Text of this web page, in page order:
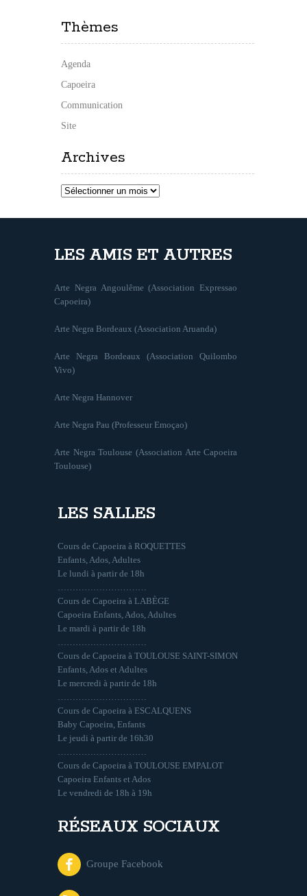
Thèmes
Agenda
Capoeira
Communication
Site
Archives
Archives
LES AMIS ET AUTRES
Arte Negra Angoulême (Association Expressao
Capoeira)
Arte Negra Bordeaux (Association Aruanda)
Arte Negra Bordeaux (Association Quilombo
Vivo)
Arte Negra Hannover
Arte Negra Pau (Professeur Emoçao)
Arte Negra Toulouse (Association Arte Capoeira
Toulouse)
LES SALLES
Cours de Capoeira à ROQUETTES
Enfants, Ados, Adultes
Le lundi à partir de 18h
…………………………
Cours de Capoeira à LABÈGE
Capoeira Enfants, Ados, Adultes
Le mardi à partir de 18h
…………………………
Cours de Capoeira à TOULOUSE SAINT-SIMON
Enfants, Ados et Adultes
Le mercredi à partir de 18h
…………………………
Cours de Capoeira à ESCALQUENS
Baby Capoeira, Enfants
Le jeudi à partir de 16h30
…………………………
Cours de Capoeira à TOULOUSE EMPALOT
Capoeira Enfants et Ados
Le vendredi de 18h à 19h
RÉSEAUX SOCIAUX
Groupe Facebook